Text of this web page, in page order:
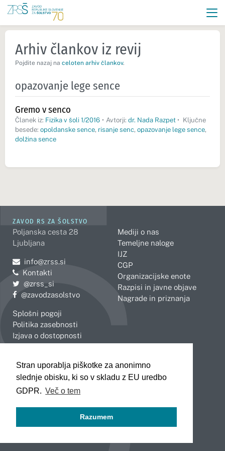
Stran uporablja piškotke za anonimno
slednje obisku, ki so v skladu z EU uredbo
GDPR. Več o tem
Razumem
Arhiv člankov iz revij
Pojdite nazaj na celoten arhiv člankov.
opazovanje lege sence
Gremo v senco
Članek iz: Fizika v šoli 1/2016 • Avtorji: dr. Nada Razpet • Ključne
besede: opoldanske sence, risanje senc, opazovanje lege sence,
dolžina sence
ZAVOD RS ZA ŠOLSTVO
Poljanska cesta 28
Ljubljana
Pošljite e-mail na
info@zrss.si
Kontakti
Pojdite na Twitter:
@zrss_si
Pojdite na Facebook:
@zavodzasolstvo
Splošni pogoji
Politika zasebnosti
Izjava o dostopnosti
Mediji o nas
Temeljne naloge
IJZ
CGP
Organizacijske enote
Razpisi in javne objave
Nagrade in priznanja
Celje
Koper
Kranj
Novo mesto
Slovenj Gradec